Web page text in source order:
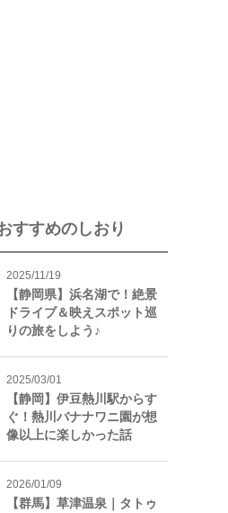
すすめのしおり
2025/11/19
【静岡県】浜名湖で！絶景
ドライブ＆映えスポット巡
りの旅をしよう♪
2025/03/01
【静岡】伊豆熱川駅からす
ぐ！熱川バナナワニ園が想
像以上に楽しかった話
2026/01/09
【群馬】草津温泉｜タトゥ